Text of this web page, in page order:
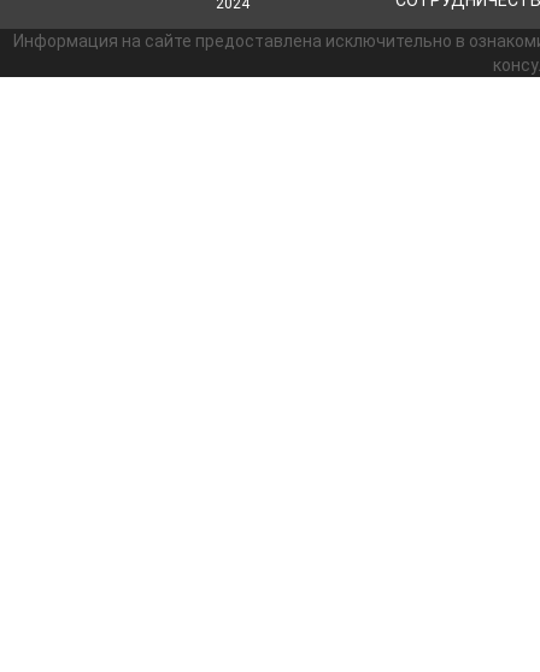
2024
Информация на сайте предоставлена исключительно в